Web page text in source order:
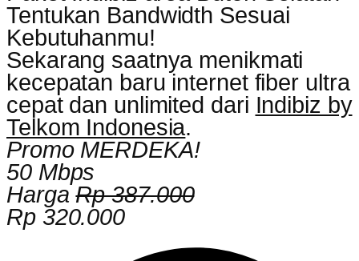
Tentukan Bandwidth Sesuai
Kebutuhanmu!
Sekarang saatnya menikmati
kecepatan baru internet fiber ultra
cepat dan unlimited dari Indibiz by
Telkom Indonesia.
Promo MERDEKA!
50 Mbps
HargaRp 387.000
Rp 320.000